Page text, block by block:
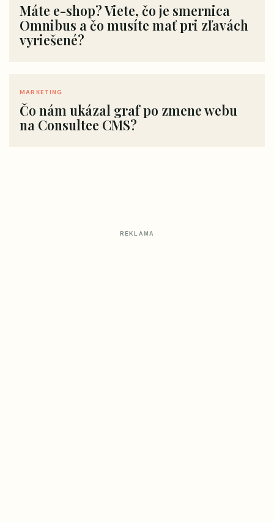
Máte e-shop? Viete, čo je smernica
Omnibus a čo musíte mať pri zľavách
vyriešené?
MARKETING
Čo nám ukázal graf po zmene webu
na Consultee CMS?
REKLAMA